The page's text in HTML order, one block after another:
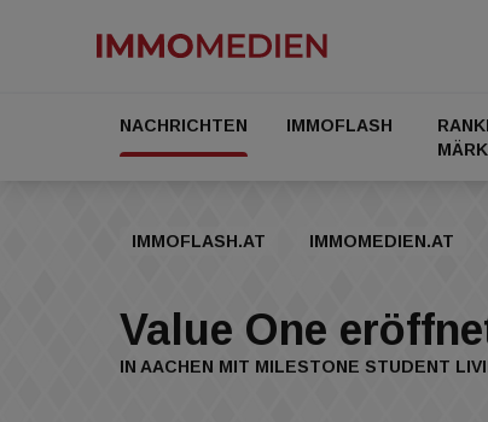
NACHRICHTEN IMMOFLASH
IMMOFLASH.AT IMMOMEDIEN.AT
Value One
IN AACHEN MIT MILESTONE STUDENT